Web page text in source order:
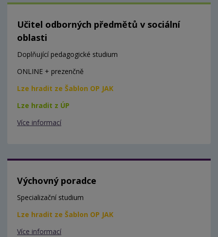
Učitel odborných předmětů v sociální
oblasti
Doplňující pedagogické studium
ONLINE + prezenčně
Lze hradit ze Šablon OP JAK
Lze hradit z ÚP
Více informací
Výchovný poradce
Specializační studium
Lze hradit ze Šablon OP JAK
Více informací